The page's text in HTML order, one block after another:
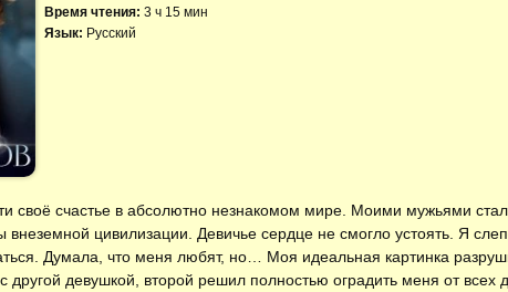
Время чтения:3 ч 15 мин
Язык: Русский
своё счастье в абсолютно незнакомом мире. Моими мужьями
цивилизации. Девичье сердце не смогло устоять. Я
Думала, что меня любят, но… Моя идеальная картинка
другой девушкой, второй решил полностью оградить меня от всех